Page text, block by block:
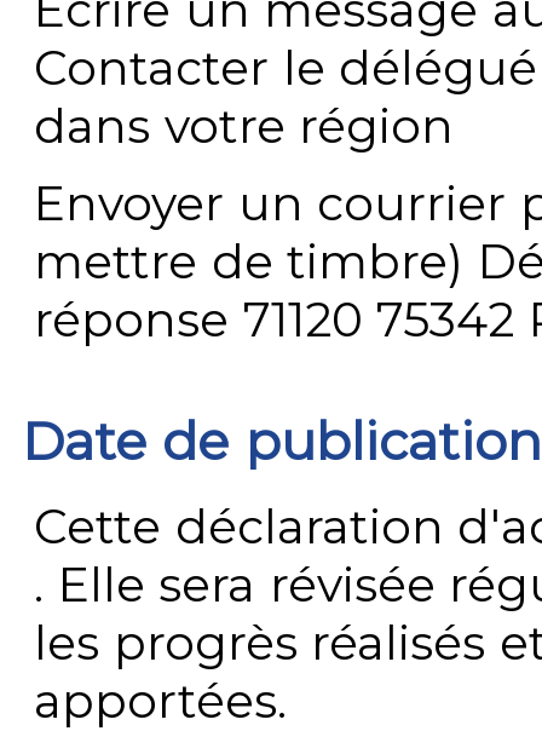
Contacter le
dans votre région
Envoyer un courrier
mettre de timbre)
réponse 71120 75342
Date de publication
Cette déclaration
. Elle sera révisée
les progrès réalisés
apportées.